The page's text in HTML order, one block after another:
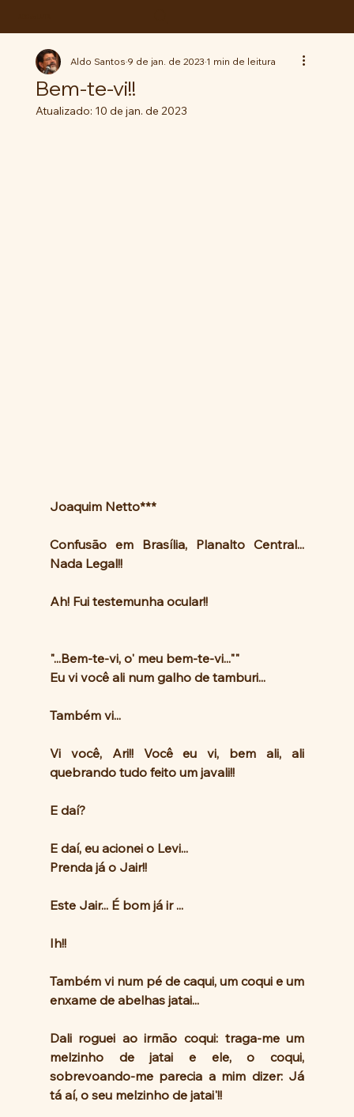
Bem-te-vi!!
Aldo Santos9 de jan. de 20231 min de leitura
Atualizado: 10 de jan. de 2023
Joaquim Netto***
Confusão em Brasília, Planalto Central...
Nada Legal!!
Ah! Fui testemunha ocular!!
"...Bem-te-vi, o' meu bem-te-vi...""
Eu vi você ali num galho de tamburi...
Também vi...
Vi você, Ari!! Você eu vi, bem ali, ali
quebrando tudo feito um javali!!
E daí?
E daí, eu acionei o Levi...
Prenda já o Jair!!
Este Jair... É bom já ir ...
Ih!!
Também vi num pé de caqui, um coqui e um
enxame de abelhas jatai...
Dali roguei ao irmão coqui: traga-me um
melzinho de jatai e ele, o coqui,
sobrevoando-me parecia a mim dizer: Já
tá aí, o seu melzinho de jatai'!!